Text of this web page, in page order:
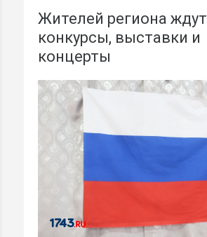
Жителей региона ждут
конкурсы, выставки и
концерты